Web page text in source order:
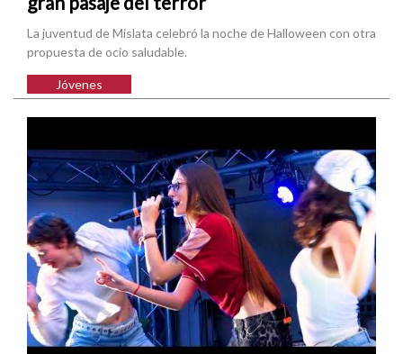
La juventud de Mislata celebró la noche de Halloween con otra
propuesta de ocio saludable.
Jóvenes